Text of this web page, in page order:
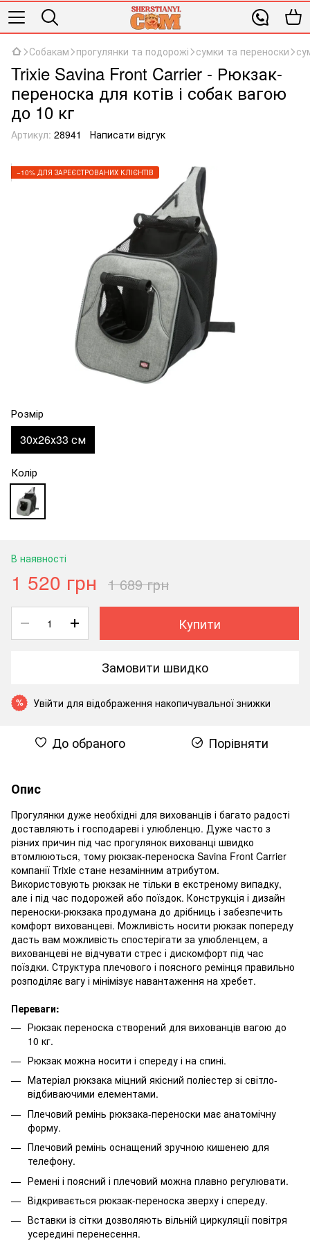
Собакам прогулянки та подорожі сумки та переноски
Trixie Savina Front Carrier - Рюкзак-
переноска для котів і собак вагою
до 10 кг
Артикул: 28941 Написати відгук
−10% ДЛЯ ЗАРЕЄСТРОВАНИХ КЛІЄНТІВ
Розмір
30х26х33 см
Колір
В наявності
1 520 грн 1 689 грн
Купити
Замовити швидко
% Увійти для відображення накопичувальної знижки
До обраного Порівняти
Опис
Прогулянки дуже необхідні для вихованців і багато радості
доставляють і господареві і улюбленцю. Дуже часто з
різних причин під час прогулянок вихованці швидко
втомлюються, тому рюкзак-переноска Savina Front Carrier
компанії Trixie стане незамінним атрибутом.
Використовують рюкзак не тільки в екстреному випадку,
але і під час подорожей або поїздок. Конструкція і дизайн
переноски-рюкзака продумана до дрібниць і забезпечить
комфорт вихованцеві. Можливість носити рюкзак попереду
дасть вам можливість спостерігати за улюбленцем, а
вихованцеві не відчувати стрес і дискомфорт під час
поїздки. Структура плечового і поясного ремінця правильно
розподіляє вагу і мінімізує навантаження на хребет.
Переваги:
Рюкзак переноска створений для вихованців вагою до
10 кг.
Рюкзак можна носити і спереду і на спині.
Матеріал рюкзака міцний якісний поліестер зі світло-
відбиваючими елементами.
Плечовий ремінь рюкзака-переноски має анатомічну
форму.
Плечовий ремінь оснащений зручною кишенею для
телефону.
Ремені і поясний і плечовий можна плавно регулювати.
Відкривається рюкзак-переноска зверху і спереду.
Вставки із сітки дозволяють вільній циркуляції повітря
усередині перенесення.